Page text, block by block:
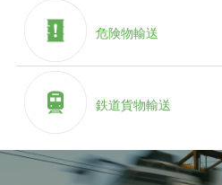
危険物輸送
鉄道貨物輸送